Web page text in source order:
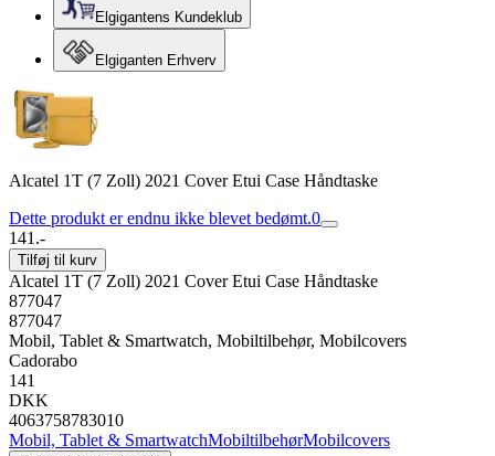
Elgigantens Kundeklub
Elgiganten Erhverv
Alcatel 1T (7 Zoll) 2021 Cover Etui Case Håndtaske
Dette produkt er endnu ikke blevet bedømt.0
141.-
Tilføj til kurv
Alcatel 1T (7 Zoll) 2021 Cover Etui Case Håndtaske
877047
877047
Mobil, Tablet & Smartwatch, Mobiltilbehør, Mobilcovers
Cadorabo
141
DKK
4063758783010
Mobil, Tablet & SmartwatchMobiltilbehørMobilcovers